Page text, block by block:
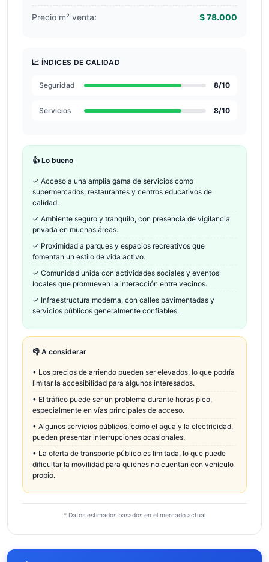
Precio m² venta: $ 78.000
📈 ÍNDICES DE CALIDAD
Seguridad 8/10
Servicios 8/10
👍 Lo bueno
✓ Acceso a una amplia gama de servicios como
supermercados, restaurantes y centros educativos de
calidad.
✓ Ambiente seguro y tranquilo, con presencia de vigilancia
privada en muchas áreas.
✓ Proximidad a parques y espacios recreativos que
fomentan un estilo de vida activo.
✓ Comunidad unida con actividades sociales y eventos
locales que promueven la interacción entre vecinos.
✓ Infraestructura moderna, con calles pavimentadas y
servicios públicos generalmente confiables.
👎 A considerar
• Los precios de arriendo pueden ser elevados, lo que podría
limitar la accesibilidad para algunos interesados.
• El tráfico puede ser un problema durante horas pico,
especialmente en vías principales de acceso.
• Algunos servicios públicos, como el agua y la electricidad,
pueden presentar interrupciones ocasionales.
• La oferta de transporte público es limitada, lo que puede
dificultar la movilidad para quienes no cuentan con vehículo
propio.
* Datos estimados basados en el mercado actual